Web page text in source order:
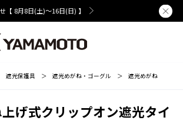
【 8月8日(土)～16日(日) 】 熊本県で
遮光保護具 ＞ 遮光めがね・ゴーグル ＞ 遮光めがね
げ式クリップオン遮光タイ